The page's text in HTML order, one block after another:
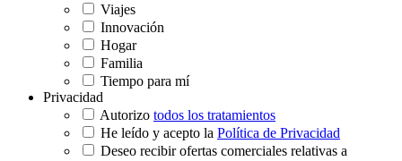
Viajes
Innovación
Hogar
Familia
Tiempo para mí
Privacidad
Autorizo todos los tratamientos
He leído y acepto la Política de Privacidad
Deseo recibir ofertas comerciales relativas a